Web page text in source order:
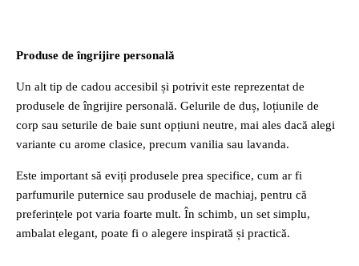
Produse de îngrijire personală
Un alt tip de cadou accesibil și potrivit este reprezentat de
produsele de îngrijire personală. Gelurile de duș, loțiunile de
corp sau seturile de baie sunt opțiuni neutre, mai ales dacă alegi
variante cu arome clasice, precum vanilia sau lavanda.
Este important să eviți produsele prea specifice, cum ar fi
parfumurile puternice sau produsele de machiaj, pentru că
preferințele pot varia foarte mult. În schimb, un set simplu,
ambalat elegant, poate fi o alegere inspirată și practică.